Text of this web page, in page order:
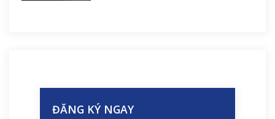
ĐĂNG KÝ NGAY